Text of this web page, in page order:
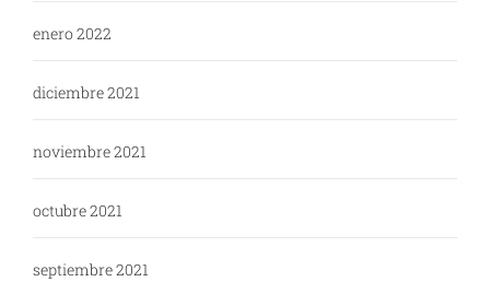
enero 2022
diciembre 2021
noviembre 2021
octubre 2021
septiembre 2021